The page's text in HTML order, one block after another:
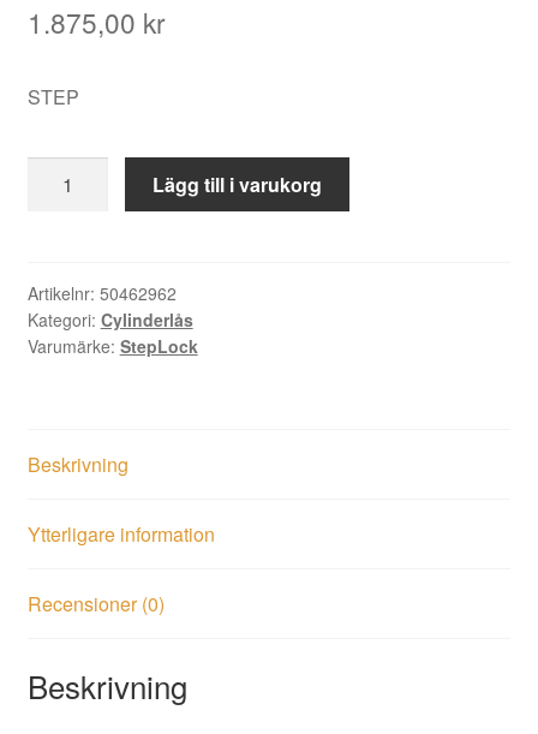
1.875,00 kr
STEP
Låshus
SM22
mängd
Lägg till i varukorg
Artikelnr: 50462962
Kategori: Cylinderlås
Varumärke: StepLock
Beskrivning
Ytterligare information
Recensioner (0)
Beskrivning